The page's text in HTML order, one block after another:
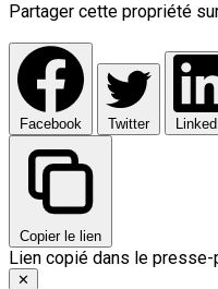
Partager cette propriété
Facebook Twitter
Copier le lien
Lien copié dans le
Close
✕